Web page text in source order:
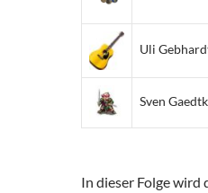
Uli
Sven
In dieser Folge wird